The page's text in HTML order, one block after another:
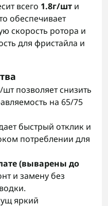
всего 1.8г/шт и
обеспечивает
скорость ротора и
для фристайла и
шт позволяет снизить
на 65/75
быстрый отклик и
потреблении для
(выварены до
и замену без
яркий